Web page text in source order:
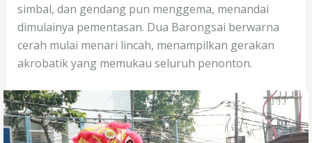
simbal, dan gendang pun menggema, menandai
dimulainya pementasan. Dua Barongsai berwarna
cerah mulai menari lincah, menampilkan gerakan
akrobatik yang memukau seluruh penonton.